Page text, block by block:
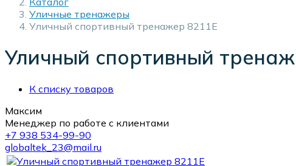
Уличные тренажеры
Уличный спортивный тренажер 8211E
Уличный спортивный
К списку товаров
Максим
Менеджер по работе с клиентами
+7 938 534-99-90
globaltek_23@mail.ru